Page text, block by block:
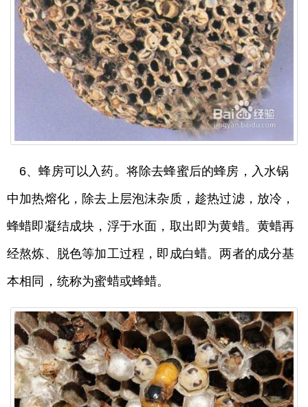
6、蜂房可以入药。将除去蜂蜜后的蜂房，入水锅
中加热熔化，除去上层泡沫杂质，趁热过滤，放冷，
蜂蜡即凝结成块，浮于水面，取出即为黄蜡。黄蜡再
经熬炼、脱色等加工过程，即成白蜡。两者的成分基
本相同，统称为蜜蜡或蜂蜡。